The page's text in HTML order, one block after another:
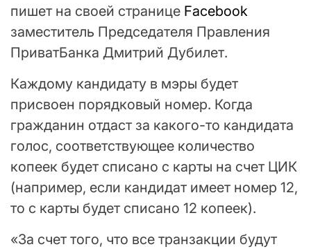
пишет на своей странице Facebook
заместитель Председателя Правления
ПриватБанка Дмитрий Дубилет.
Каждому кандидату в мэры будет
присвоен порядковый номер. Когда
гражданин отдаст за какого-то кандидата
голос, соответствующее количество
копеек будет списано с карты на счет ЦИК
(например, если кандидат имеет номер 12,
то с карты будет списано 12 копеек).
«За счет того, что все транзакции будут